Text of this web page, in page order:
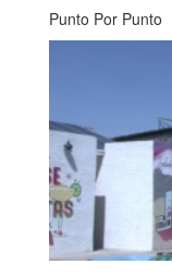
Punto Por Punto